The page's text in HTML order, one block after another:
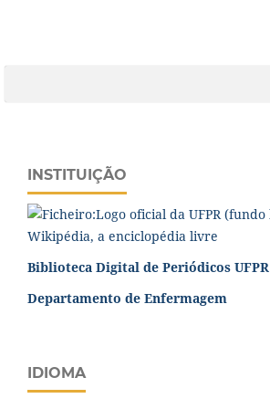
INSTITUIÇÃO
Biblioteca Digital de Periódicos UFPR
Departamento de Enfermagem
IDIOMA